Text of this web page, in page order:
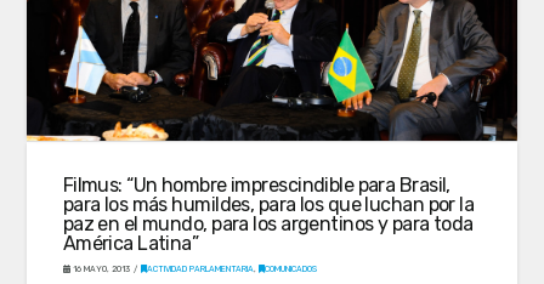
Filmus: “Un hombre imprescindible para Brasil,
para los más humildes, para los que luchan por la
paz en el mundo, para los argentinos y para toda
América Latina”
16 MAYO, 2013 ACTIVIDAD PARLAMENTARIA , COMUNICADOS